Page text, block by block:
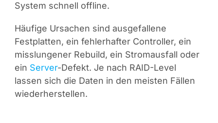
System schnell offline.
Häufige Ursachen sind ausgefallene
Festplatten, ein fehlerhafter Controller, ein
misslungener Rebuild, ein Stromausfall oder
ein Server-Defekt. Je nach RAID-Level
lassen sich die Daten in den meisten Fällen
wiederherstellen.